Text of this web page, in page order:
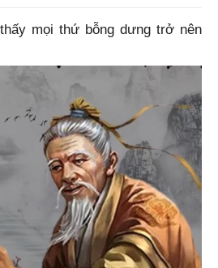
mọi thứ bỗng dưng trở nên